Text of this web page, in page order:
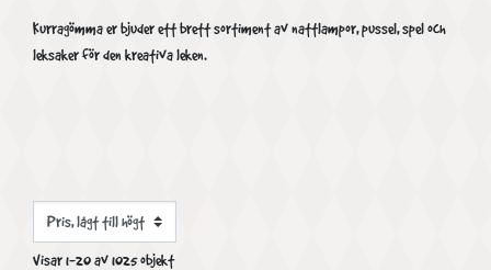
Kurragömma er bjuder ett brett sortiment av nattlampor, pussel, spel och
leksaker för den kreativa leken.
Visar 1-20 av 1025 objekt